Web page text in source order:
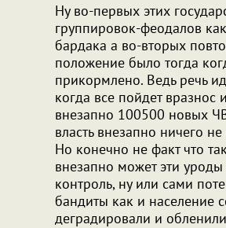
Ну во-первых этих
группировок-феодалов
бардака а во-вторых
положение было тогда
прикормлено. Ведь речь
когда все пойдет вразнос
внезапно 100500 новых
власть внезапно ничего
Но конечно не факт что
внезапно может эти уроды
контроль, ну или сами
бандиты как и население
деградировали и